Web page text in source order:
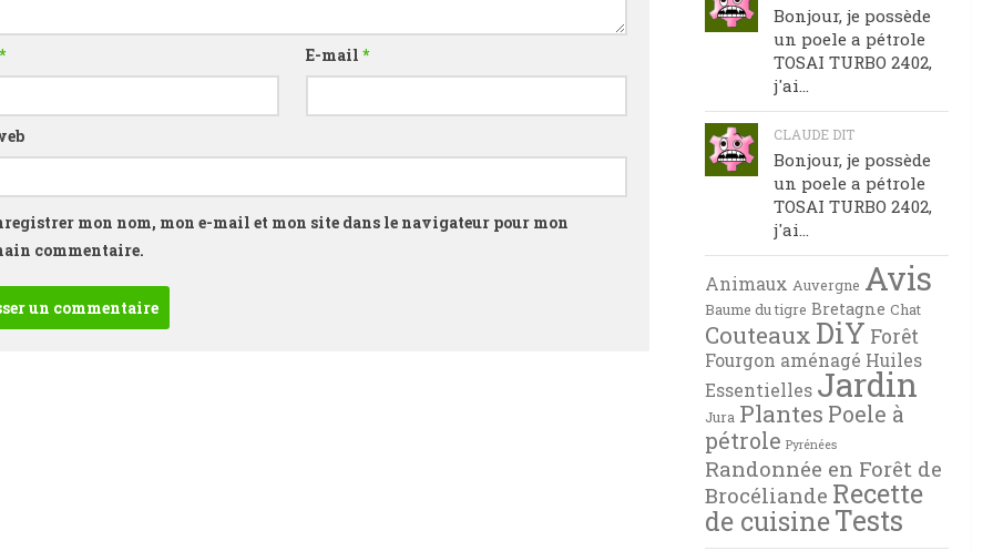
* E-mail*
mon nom, mon e-mail et mon site dans le navigateur pour mon
commentaire.
Bonjour, je possède
un poele a pétrole
TOSAI TURBO 2402,
j'ai...
CLAUDE DIT
Bonjour, je possède
un poele a pétrole
TOSAI TURBO 2402,
j'ai...
Animaux Auvergne Avis
Baume du tigre Bretagne Chat
Couteaux DiY Forêt
Fourgon aménagé Huiles
Essentielles Jardin
Jura Plantes Poele à
pétrole Pyrénées
Randonnée en Forêt de
Brocéliande Recette
de cuisineTests